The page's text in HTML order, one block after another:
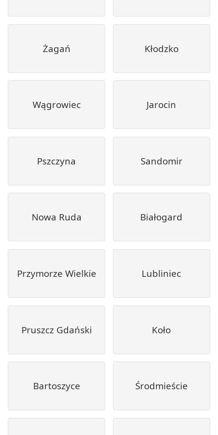
Żagań Kłodzko
Wągrowiec Jarocin
Pszczyna Sandomir
Nowa Ruda Białogard
Przymorze Wielkie Lubliniec
Pruszcz Gdański Koło
Bartoszyce Środmieście